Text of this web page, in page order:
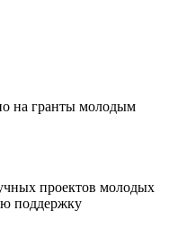
на гранты молодым
проектов молодых
поддержку